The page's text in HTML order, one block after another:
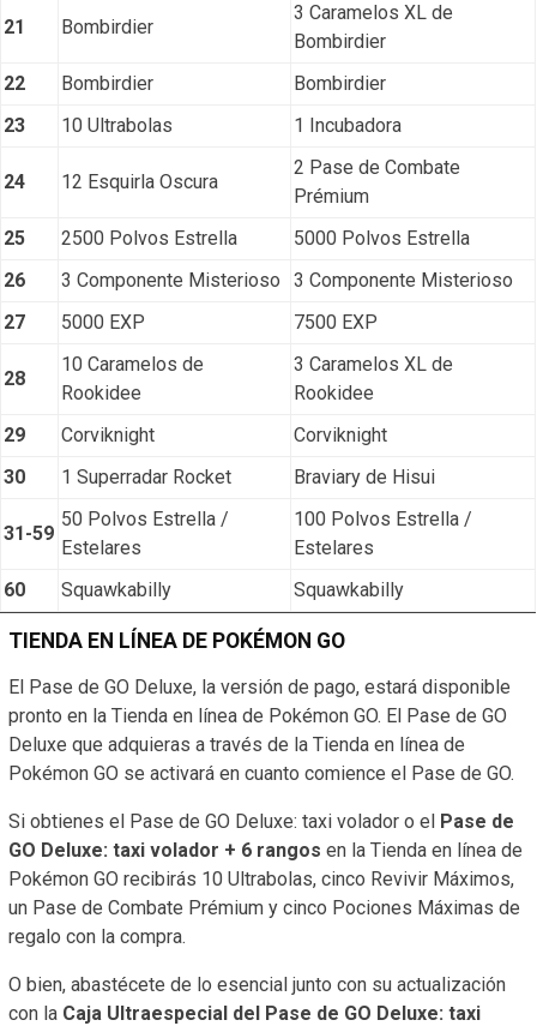
21 Bombirdier
3 Caramelos XL de
Bombirdier
22
Bombirdier
Bombirdier
23
10 Ultrabolas 1 Incubadora
24 12 Esquirla Oscura
2 Pase de Combate
Prémium
25
2500 Polvos Estrella
5000 Polvos Estrella
26
3 Componente Misterioso
3 Componente Misterioso
27
5000 EXP 7500 EXP
28
10 Caramelos de
Rookidee
3 Caramelos XL de
Rookidee
29
Corviknight
Corviknight
30
1 Superradar Rocket Braviary de Hisui
31-59
50 Polvos Estrella /
Estelares
100 Polvos Estrella /
Estelares
60
Squawkabilly Squawkabilly
TIENDA EN LÍNEA DE POKÉMON GO
El Pase de GO Deluxe, la versión de pago, estará disponible
pronto en la Tienda en línea de Pokémon GO. El Pase de GO
Deluxe que adquieras a través de la Tienda en línea de
Pokémon GO se activará en cuanto comience el Pase de GO.
Si obtienes el Pase de GO Deluxe: taxi volador o el Pase de
GO Deluxe: taxi volador + 6 rangos en la Tienda en línea de
Pokémon GO recibirás 10 Ultrabolas, cinco Revivir Máximos,
un Pase de Combate Prémium y cinco Pociones Máximas de
regalo con la compra.
O bien, abastécete de lo esencial junto con su actualización
con la Caja Ultraespecial del Pase de GO Deluxe: taxi